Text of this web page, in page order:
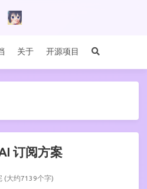
关于 开源项目
订阅方案
(大约7139个字)